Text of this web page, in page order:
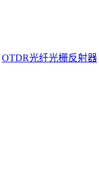
OTDR光纤光栅反射器